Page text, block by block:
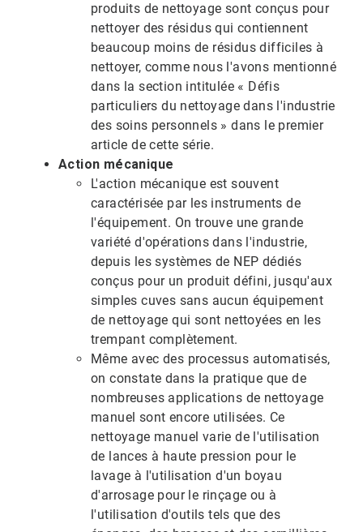
produits de nettoyage sont conçus pour
nettoyer des résidus qui contiennent
beaucoup moins de résidus difficiles à
nettoyer, comme nous l'avons mentionné
dans la section intitulée « Défis
particuliers du nettoyage dans l'industrie
des soins personnels » dans le premier
article de cette série.
Action mécanique
L'action mécanique est souvent
caractérisée par les instruments de
l'équipement. On trouve une grande
variété d'opérations dans l'industrie,
depuis les systèmes de NEP dédiés
conçus pour un produit défini, jusqu'aux
simples cuves sans aucun équipement
de nettoyage qui sont nettoyées en les
trempant complètement.
Même avec des processus automatisés,
on constate dans la pratique que de
nombreuses applications de nettoyage
manuel sont encore utilisées. Ce
nettoyage manuel varie de l'utilisation
de lances à haute pression pour le
lavage à l'utilisation d'un boyau
d'arrosage pour le rinçage ou à
l'utilisation d'outils tels que des